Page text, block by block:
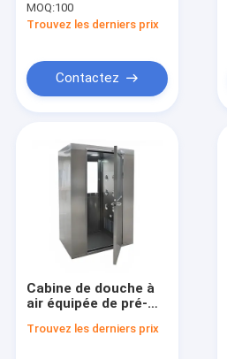
offrant une largeur
de 1150 mm et une
de 30 dB Conçus
pour répondre aux
normes
strictes
MOQ:100
Trouvez les derniers prix
Contactez
Cabine de douche à
air équipée de pré-
avec modes manuel
Trouvez les derniers prix